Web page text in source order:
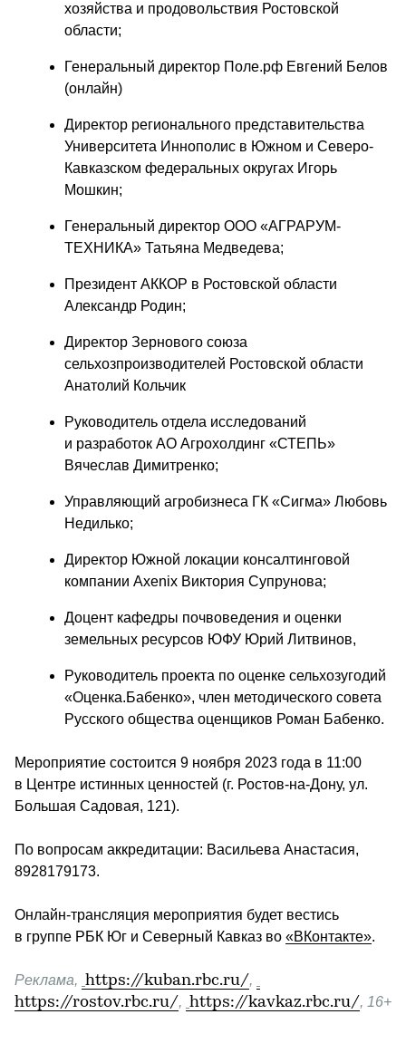
хозяйства и продовольствия Ростовской
области;
Генеральный директор Поле.рф Евгений Белов
(онлайн)
Директор регионального представительства
Университета Иннополис в Южном и Северо-
Кавказском федеральных округах Игорь
Мошкин;
Генеральный директор ООО «АГРАРУМ-
ТЕХНИКА» Татьяна Медведева;
Президент АККОР в Ростовской области
Александр Родин;
Директор Зернового союза
сельхозпроизводителей Ростовской области
Анатолий Кольчик
Руководитель отдела исследований
и разработок АО Агрохолдинг «СТЕПЬ»
Вячеслав Димитренко;
Управляющий агробизнеса ГК «Сигма» Любовь
Недилько;
Директор Южной локации консалтинговой
компании Axenix Виктория Супрунова;
Доцент кафедры почвоведения и оценки
земельных ресурсов ЮФУ Юрий Литвинов,
Руководитель проекта по оценке сельхозугодий
«Оценка.Бабенко», член методического совета
Русского общества оценщиков Роман Бабенко.
Мероприятие состоится 9 ноября 2023 года в 11:00
в Центре истинных ценностей (г. Ростов-на-Дону, ул.
Большая Садовая, 121).
По вопросам аккредитации: Васильева Анастасия,
8928179173.
Онлайн-трансляция мероприятия будет вестись
в группе РБК Юг и Северный Кавказ во «ВКонтакте».
Реклама, https://kuban.rbc.ru/
https://rostov.rbc.ru/, https://kavkaz.rbc.ru/, 16+